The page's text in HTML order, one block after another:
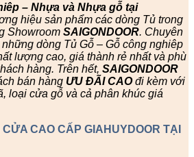
– Nhựa và Nhựa gỗ tại
hiệu sản phẩm các dòng Tủ trong
Showroom SAIGONDOOR. Chuyên
dòng Tủ Gỗ – Gỗ công nghiêp
lượng cao, giá thành rẻ nhất và phù
hàng. Trên hết, SAIGONDOOR
bán hàng ƯU ĐÃI CAOđi kèm với
loại cửa gỗ và cả phân khúc giá
CỬA CAO CẤP GIAHUYDOOR TẠI